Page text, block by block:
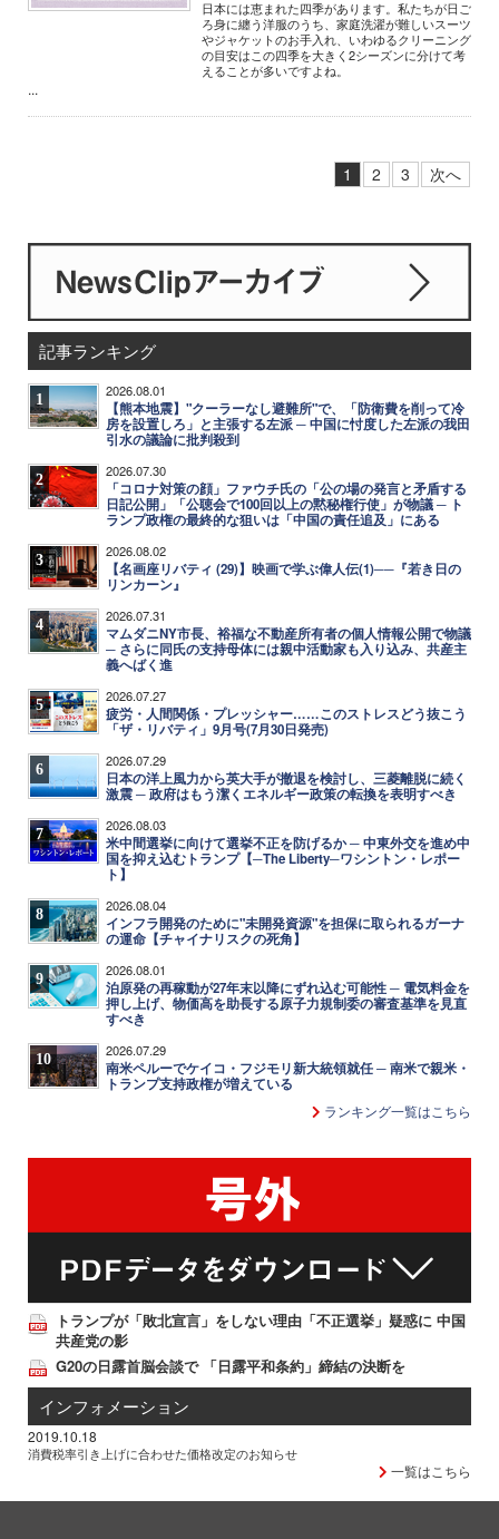
日本には恵まれた四季があります。私たちが日ご
ろ身に纏う洋服のうち、家庭洗濯が難しいスーツ
やジャケットのお手入れ、いわゆるクリーニング
の目安はこの四季を大きく2シーズンに分けて考
えることが多いですよね。
...
1 2 3 次へ
記事ランキング
1 2026.08.01
【熊本地震】"クーラーなし避難所"で、「防衛費を削って冷
房を設置しろ」と主張する左派 ─ 中国に忖度した左派の我田
引水の議論に批判殺到
2 2026.07.30
「コロナ対策の顔」ファウチ氏の「公の場の発言と矛盾する
日記公開」「公聴会で100回以上の黙秘権行使」が物議 ─ ト
ランプ政権の最終的な狙いは「中国の責任追及」にある
3 2026.08.02
【名画座リバティ (29)】映画で学ぶ偉人伝(1)──『若き日の
リンカーン』
4 2026.07.31
マムダニNY市長、裕福な不動産所有者の個人情報公開で物議
─ さらに同氏の支持母体には親中活動家も入り込み、共産主
義へばく進
5 2026.07.27
疲労・人間関係・プレッシャー……このストレスどう抜こう
「ザ・リバティ」9月号(7月30日発売)
6 2026.07.29
日本の洋上風力から英大手が撤退を検討し、三菱離脱に続く
激震 ─ 政府はもう潔くエネルギー政策の転換を表明すべき
7 2026.08.03
米中間選挙に向けて選挙不正を防げるか ─ 中東外交を進め中
国を抑え込むトランプ【─The Liberty─ワシントン・レポー
ト】
8 2026.08.04
インフラ開発のために"未開発資源"を担保に取られるガーナ
の運命【チャイナリスクの死角】
9 2026.08.01
泊原発の再稼動が27年末以降にずれ込む可能性 ─ 電気料金を
押し上げ、物価高を助長する原子力規制委の審査基準を見直
すべき
10 2026.07.29
南米ペルーでケイコ・フジモリ新大統領就任 ─ 南米で親米・
トランプ支持政権が増えている
ランキング一覧はこちら
トランプが「敗北宣言」をしない理由「不正選挙」疑惑に 中国
共産党の影
G20の日露首脳会談で 「日露平和条約」締結の決断を
インフォメーション
2019.10.18
消費税率引き上げに合わせた価格改定のお知らせ
一覧はこちら